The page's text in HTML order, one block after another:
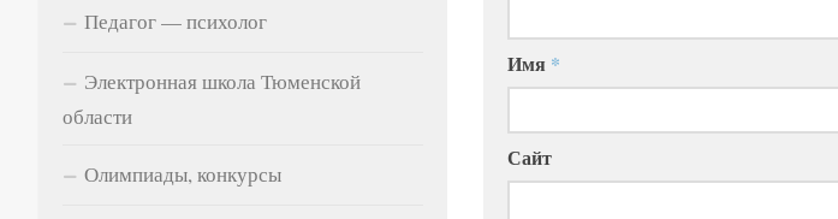
Имя *
Сайт
Педагог — психолог
Электронная школа Тюменской
области
Олимпиады, конкурсы